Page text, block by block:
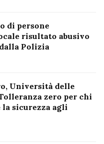
di persone
risultato abusivo
Polizia
Università delle
zero per chi
sicurezza agli